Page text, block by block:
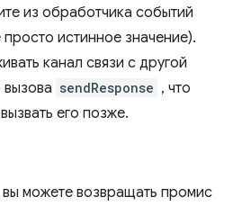
из обработчика событий
просто истинное значение).
канал связи с другой
sendResponse , что
его позже.
можете возвращать промис